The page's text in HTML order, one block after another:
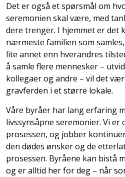
Det er også et spørsmål om
seremonien skal være, med
dere trenger. I hjemmet er det
nærmeste familien som
lite annet enn hverandres
å samle flere mennesker –
kollegaer og andre – vil det
gravferden i et større lokale.
Våre byråer har lang erfaring
livssynsåpne seremonier. Vi
prosessen, og jobber
den dødes ønsker og de
prosessen. Byråene kan bistå
og er alltid her for deg – når